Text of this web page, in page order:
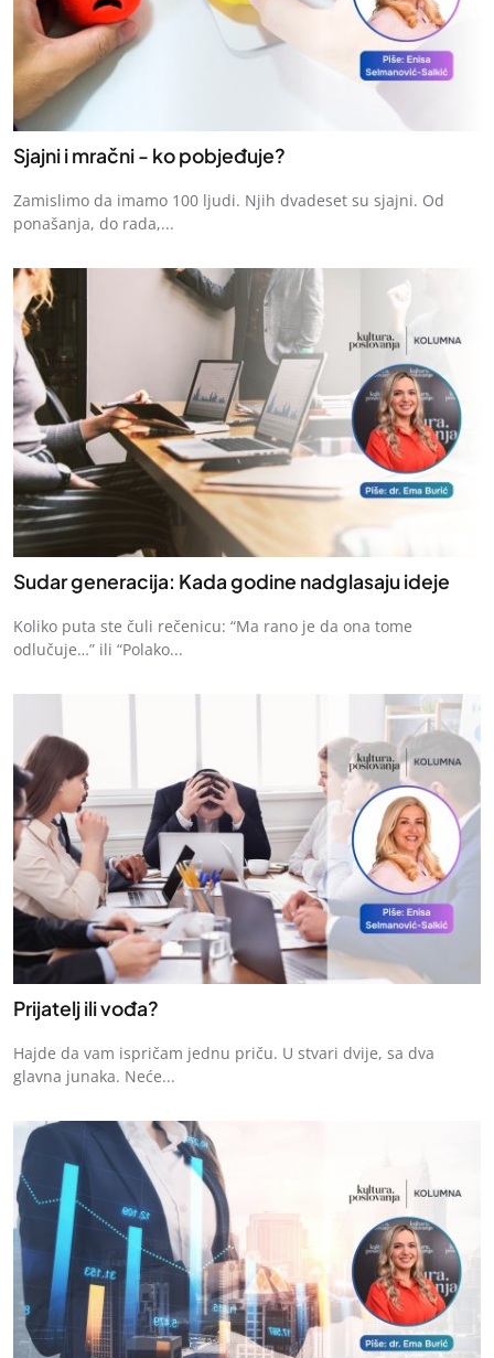
Sjajni i mračni - ko pobjeđuje?
Zamislimo da imamo 100 ljudi. Njih dvadeset su sjajni. Od
ponašanja, do rada,...
Sudar generacija: Kada godine nadglasaju ideje
Koliko puta ste čuli rečenicu: “Ma rano je da ona tome
odlučuje…” ili “Polako...
Prijatelj ili vođa?
Hajde da vam ispričam jednu priču. U stvari dvije, sa dva
glavna junaka. Neće...